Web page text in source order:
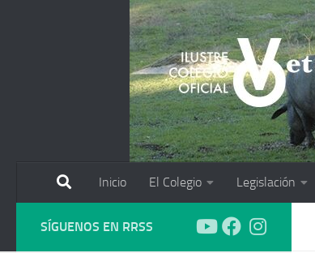
Inicio El Colegio Legislación
SÍGUENOS EN RRSS